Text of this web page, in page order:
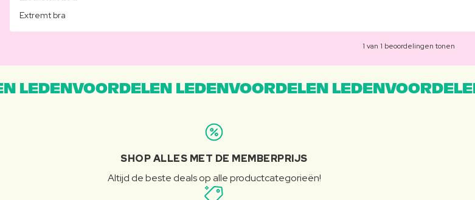
Extremt bra
1 van 1 beoordelingen tonen
LEDENVOORDELEN LEDENVOORDELEN
SHOP ALLES MET DE MEMBERPRIJS
Altijd de beste deals op alle productcategorieën!